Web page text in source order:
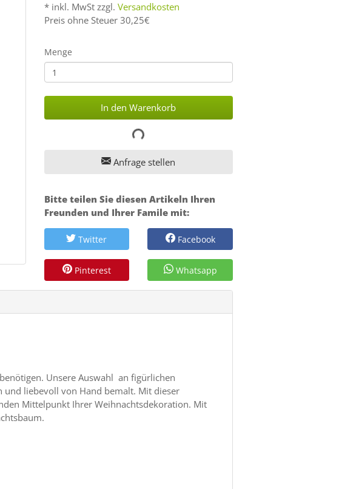
* inkl. MwSt zzgl. Versandkosten
Preis ohne Steuer 30,25€
Menge
In den Warenkorb
Anfrage stellen
Bitte teilen Sie diesen Artikeln Ihren
Freunden und Ihrer Famile mit:
Twitter Facebook
Pinterest Whatsapp
Unsere Auswahl an figürlichen
liebevoll von Hand bemalt. Mit dieser
Mittelpunkt Ihrer Weihnachtsdekoration. Mit